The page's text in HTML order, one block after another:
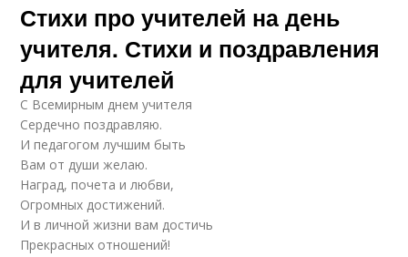
Стихи про учителей на день
учителя. Стихи и поздравления
для учителей
С Всемирным днем учителя
Сердечно поздравляю.
И педагогом лучшим быть
Вам от души желаю.
Наград, почета и любви,
Огромных достижений.
И в личной жизни вам достичь
Прекрасных отношений!